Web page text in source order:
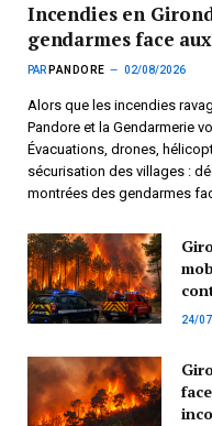
Incendies en
gendarmes face
PAR PANDORE 02/08/2026
Alors que les incendies
Pandore et la Gendarmerie
Évacuations, drones,
sécurisation des villages :
montrées des gendarmes
24/